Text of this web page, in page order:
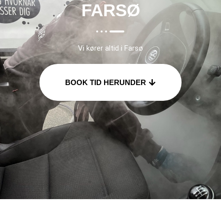
FARSØ
Vi kører altid i Farsø
BOOK TID HERUNDER